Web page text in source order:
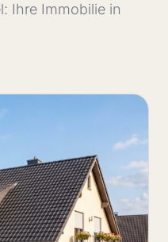
Ihre Immobilie in